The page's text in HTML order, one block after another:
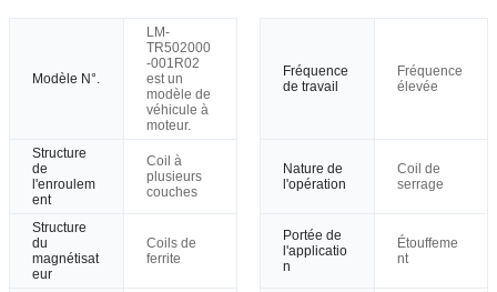
Modèle N°.
LM-
TR502000
-001R02
est un
modèle de
véhicule à
moteur.
Fréquence
de travail
Fréquence
élevée
Structure
de
l'enroulem
ent
Coil à
plusieurs
couches
Nature de
l'opération
Coil de
serrage
Structure
du
magnétisat
eur
Coils de
ferrite
Portée de
l'applicatio
n
Étouffeme
nt